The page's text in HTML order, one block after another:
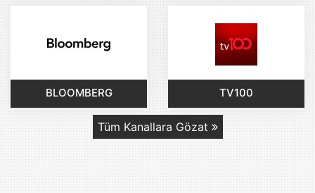
BLOOMBERG TV100
Tüm Kanallara Gözat